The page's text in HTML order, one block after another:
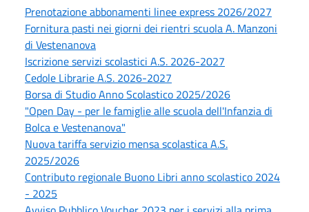
Prenotazione abbonamenti linee express 2026/2027
Fornitura pasti nei giorni dei rientri scuola A. Manzoni
di Vestenanova
Iscrizione servizi scolastici A.S. 2026-2027
Cedole Librarie A.S. 2026-2027
Borsa di Studio Anno Scolastico 2025/2026
"Open Day - per le famiglie alle scuola dell'Infanzia di
Bolca e Vestenanova"
Nuova tariffa servizio mensa scolastica A.S.
2025/2026
Contributo regionale Buono Libri anno scolastico 2024
- 2025